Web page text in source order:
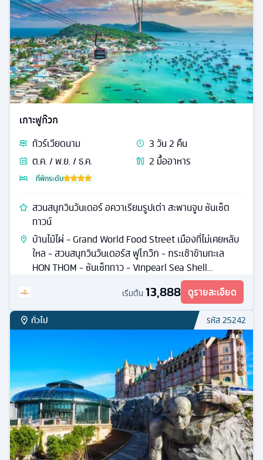
เกาะฟูก๊วก
ทัวร์เวียดนาม 3วัน2 คืน
ต.ค. / พ.ย. / ธ.ค.
2 มื้ออาหาร
ที่พักระดับ
สวนสนุกวินวันเดอร์ อควาเรียมรูปเต่า สะพานจูบ ซันเซ็ต
ทาวน์
บ้านไม้ไผ่ - Grand World Food Street เมืองที่ไม่เคยหลับ
ใหล - สวนสนุกวินวันเดอร์ส ฟูโกว๊ก - กระเช้าข้ามทะเล
HON THOM - ซันเซ็ททาว - Vinpearl Sea Shell
เริ่มต้น 13,888 ดูรายละเอียด
ทั่วไป รหัส25242